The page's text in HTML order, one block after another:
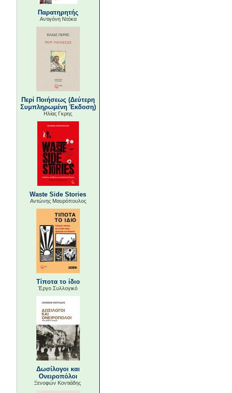
Παρατηρητής
Αντιγόνη Ντόκα
Περί Ποιήσεως (Δεύτερη
Συμπληρωμένη Έκδοση)
Ηλίας Γκρης
Waste Side Stories
Αντώνης Μαυρόπουλος
Τίποτα το ίδιο
Έργο Συλλογικό
Δωσίλογοι και
Ονειροπόλοι
Ξενοφών Κοντιάδης